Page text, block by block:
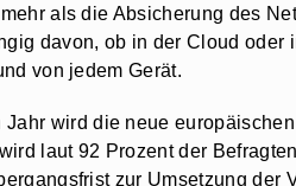
als die Absicherung des
davon, ob in der Cloud
von jedem Gerät.
wird die neue
laut 92 Prozent der
zur Umsetzung der